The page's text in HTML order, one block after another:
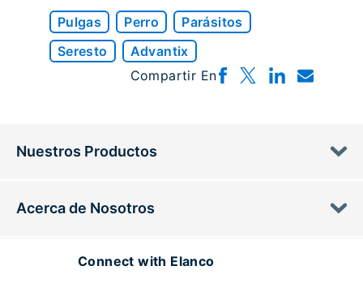
Pulgas
Perro
Parásitos
Seresto
Advantix
Compartir En
Nuestros Productos
Acerca de Nosotros
Connect with Elanco